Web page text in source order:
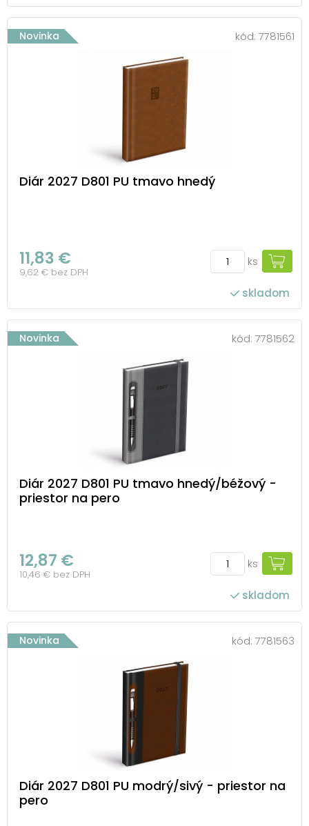
Novinka kód: 7781561
Diár 2027 D801 PU tmavo hnedý
11,83 €
9,62 € bez DPH
ks
skladom
Novinka kód: 7781562
Diár 2027 D801 PU tmavo hnedý/béžový -
priestor na pero
12,87 €
10,46 € bez DPH
ks
skladom
Novinka kód: 7781563
Diár 2027 D801 PU modrý/sivý - priestor na
pero